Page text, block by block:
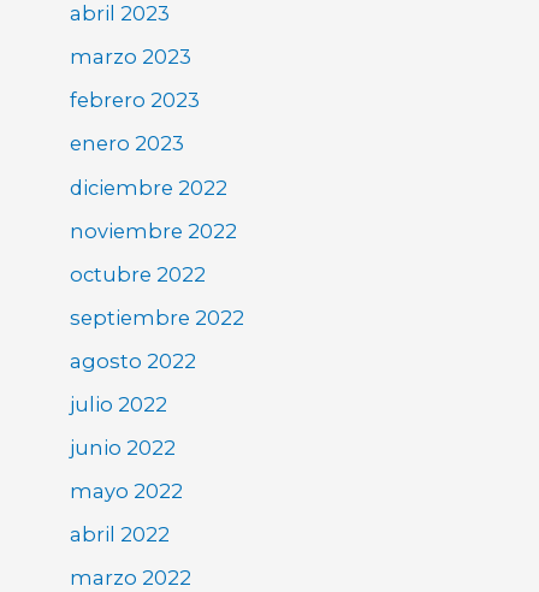
abril 2023
marzo 2023
febrero 2023
enero 2023
diciembre 2022
noviembre 2022
octubre 2022
septiembre 2022
agosto 2022
julio 2022
junio 2022
mayo 2022
abril 2022
marzo 2022